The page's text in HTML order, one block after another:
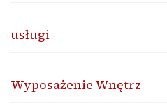
usługi
Wyposażenie Wnętrz